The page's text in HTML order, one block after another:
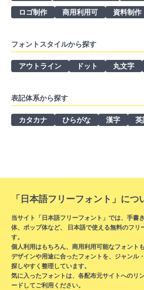
ロゴ制作
商用利用可 資料制作
フォントスタイルから探す
アウトライン ドット 丸文字
表記体系から探す
カタカナ ひらがな 漢字
「日本語フリーフォント」につ
当サイト「日本語フリーフォント」では、手書
体、ポップ体など、 日本語で使える無料のフリ
す。
個人利用はもちろん、商用利用可能なフォント
デザインや用途に合ったフォントを、ジャンル
探しやすく整理しています。
気に入ったフォントは、各配布元サイトへのリ
ードしてご利用ください。